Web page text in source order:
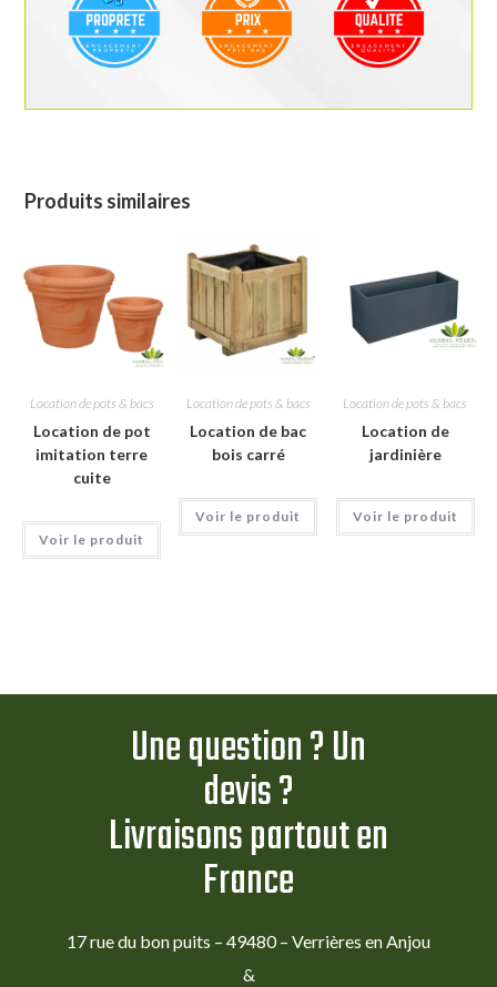
Produits similaires
Location de pots & bacs
Location de pot
imitation terre
cuite
Voir le produit
Location de pots & bacs
Location de bac
bois carré
Voir le produit
Location de pots & bacs
Location de
jardinière
Voir le produit
Une question ? Un
devis ?
Livraisons partout en
France
17 rue du bon puits – 49480 – Verrières en Anjou
&